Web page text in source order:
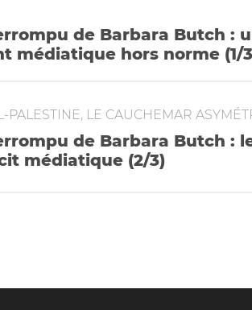
de Barbara Butch :
médiatique hors norme (1/
PALESTINE, LE CAUCHEMAR
de Barbara Butch :
médiatique (2/3)